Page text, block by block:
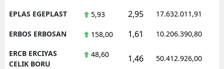
EPLAS EGEPLAST 5,93 2,95 17.632.011,91
ERBOS ERBOSAN 158,00 1,61 10.206.390,80
ERCB ERCIYAS
CELIK BORU
48,60 1,46 50.412.926,00